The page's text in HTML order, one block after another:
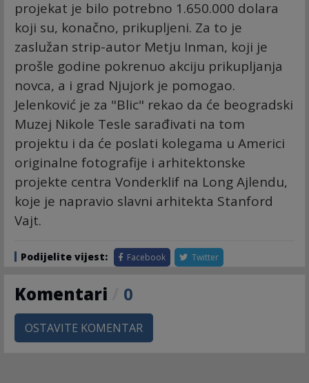
projekat je bilo potrebno 1.650.000 dolara
koji su, konačno, prikupljeni. Za to je
zaslužan strip-autor Metju Inman, koji je
prošle godine pokrenuo akciju prikupljanja
novca, a i grad Njujork je pomogao.
Jelenković je za "Blic" rekao da će beogradski
Muzej Nikole Tesle sarađivati na tom
projektu i da će poslati kolegama u Americi
originalne fotografije i arhitektonske
projekte centra Vonderklif na Long Ajlendu,
koje je napravio slavni arhitekta Stanford
Vajt.
Podijelite vijest: Facebook Twitter
Komentari 0
OSTAVITE KOMENTAR